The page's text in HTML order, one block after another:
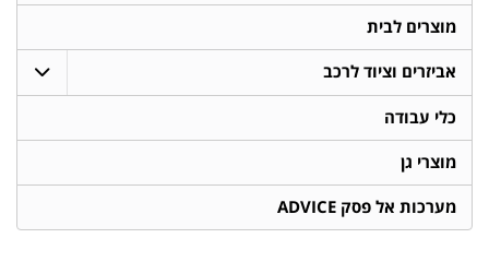
מוצרים לבית
אביזרים וציוד לרכב
כלי עבודה
מוצרי גן
מערכות אל פסק ADVICE